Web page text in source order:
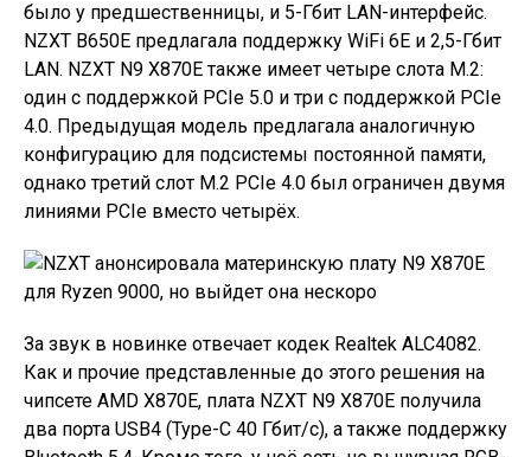
было у предшественницы, и 5-Гбит LAN-интерфейс.
NZXT B650E предлагала поддержку WiFi 6E и 2,5-Гбит
LAN. NZXT N9 X870E также имеет четыре слота M.2:
один с поддержкой PCIe 5.0 и три с поддержкой PCIe
4.0. Предыдущая модель предлагала аналогичную
конфигурацию для подсистемы постоянной памяти,
однако третий слот M.2 PCIe 4.0 был ограничен двумя
линиями PCIe вместо четырёх.
За звук в новинке отвечает кодек Realtek ALC4082.
Как и прочие представленные до этого решения на
чипсете AMD X870E, плата NZXT N9 X870E получила
два порта USB4 (Type-C 40 Гбит/с), а также поддержку